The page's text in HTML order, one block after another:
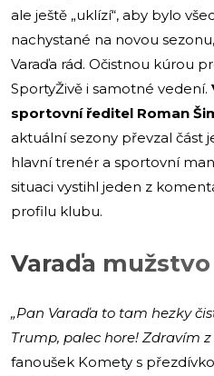
ale ještě „uklízí“, aby bylo
nachystané na novou
Varaďa rád. Očistnou kúrou
SportyŽivě i samotné vedení.
sportovní ředitel Roman
aktuální sezony převzal část
hlavní trenér a sportovní
situaci vystihl jeden z
profilu klubu.
Varaďa
„Pan Varaďa to tam hezky
Trump, palec hore! Zdravím z
fanoušek Komety s